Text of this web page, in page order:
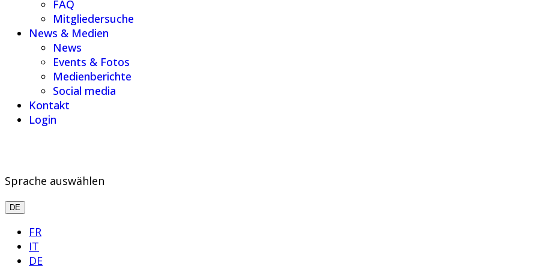
FAQ
Mitgliedersuche
News & Medien
News
Events & Fotos
Medienberichte
Social media
Kontakt
Login
Sprache auswählen
DE
FR
IT
DE